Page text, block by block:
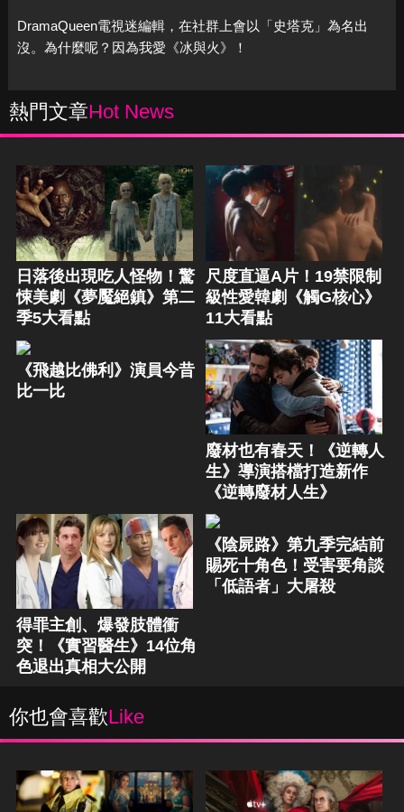
DramaQueen電視迷編輯，在社群上會以「史塔克」為名出
沒。為什麼呢？因為我愛《冰與火》！
熱門文章Hot News
日落後出現吃人怪物！驚
悚美劇《夢魘絕鎮》第二
季5大看點
尺度直逼A片！19禁限制
級性愛韓劇《觸G核心》
11大看點
《飛越比佛利》演員今昔
比一比
廢材也有春天！《逆轉人
生》導演搭檔打造新作
《逆轉廢材人生》
得罪主創、爆發肢體衝
突！《實習醫生》14位角
色退出真相大公開
《陰屍路》第九季完結前
賜死十角色！受害要角談
「低語者」大屠殺
你也會喜歡Like